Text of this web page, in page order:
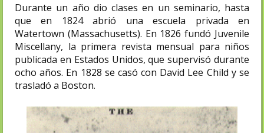
Durante un año dio clases en un seminario, hasta
que en 1824 abrió una escuela privada en
Watertown (Massachusetts). En 1826 fundó Juvenile
Miscellany, la primera revista mensual para niños
publicada en Estados Unidos, que supervisó durante
ocho años. En 1828 se casó con David Lee Child y se
trasladó a Boston.